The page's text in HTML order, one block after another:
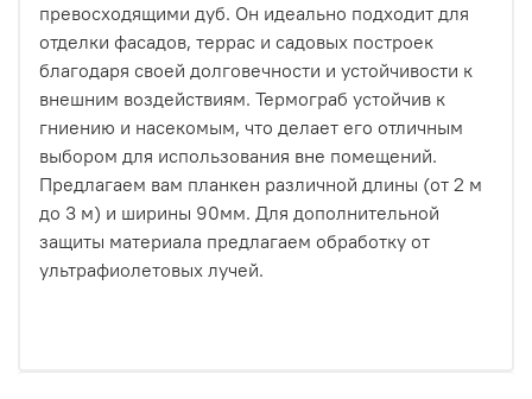
Как это работает на практике?
Процесс максимально прост:
Вы выбираете доски из нашей линейки
термодревесины HARDRET.
Заказываете комплект «БлицПланк», подходящий
под вашу задачу (для фасада с шагом
направляющих 60 см или для террасы с шагом 50
превосходящими дуб. Он идеально подходит для
отделки фасадов, террас и садовых построек
благодаря своей долговечности и устойчивости к
внешним воздействиям. Термограб устойчив к
гниению и насекомым, что делает его отличным
выбором для использования вне помещений.
Предлагаем вам планкен различной длины (от 2 м
до 3 м) и ширины 90мм. Для дополнительной
защиты материала предлагаем обработку от
ультрафиолетовых лучей.